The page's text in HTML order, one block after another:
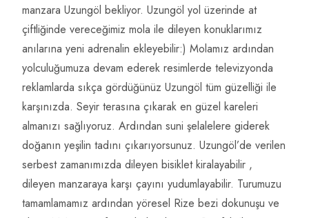
manzara Uzungöl bekliyor. Uzungöl yol üzerinde at
çiftliğinde vereceğimiz mola ile dileyen konuklarımız
anılarına yeni adrenalin ekleyebilir:) Molamız ardından
yolculuğumuza devam ederek resimlerde televizyonda
reklamlarda sıkça gördüğünüz Uzungöl tüm güzelliği ile
karşınızda. Seyir terasına çıkarak en güzel kareleri
almanızı sağlıyoruz. Ardından suni şelalelere giderek
doğanın yeşilin tadını çıkarıyorsunuz. Uzungöl’de verilen
serbest zamanımızda dileyen bisiklet kiralayabilir ,
dileyen manzaraya karşı çayını yudumlayabilir. Turumuzu
tamamlamamız ardından yöresel Rize bezi dokunuşu ve